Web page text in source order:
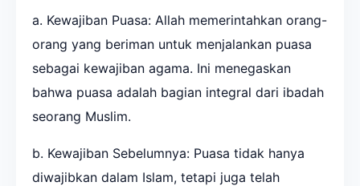
a. Kewajiban Puasa: Allah memerintahkan orang-
orang yang beriman untuk menjalankan puasa
sebagai kewajiban agama. Ini menegaskan
bahwa puasa adalah bagian integral dari ibadah
seorang Muslim.
b. Kewajiban Sebelumnya: Puasa tidak hanya
diwajibkan dalam Islam, tetapi juga telah